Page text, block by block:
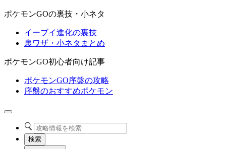
ポケモンGOの裏技・小ネタ
イーブイ進化の裏技
裏ワザ・小ネタまとめ
ポケモンGO初心者向け記事
ポケモンGO序盤の攻略
序盤のおすすめポケモン
検索